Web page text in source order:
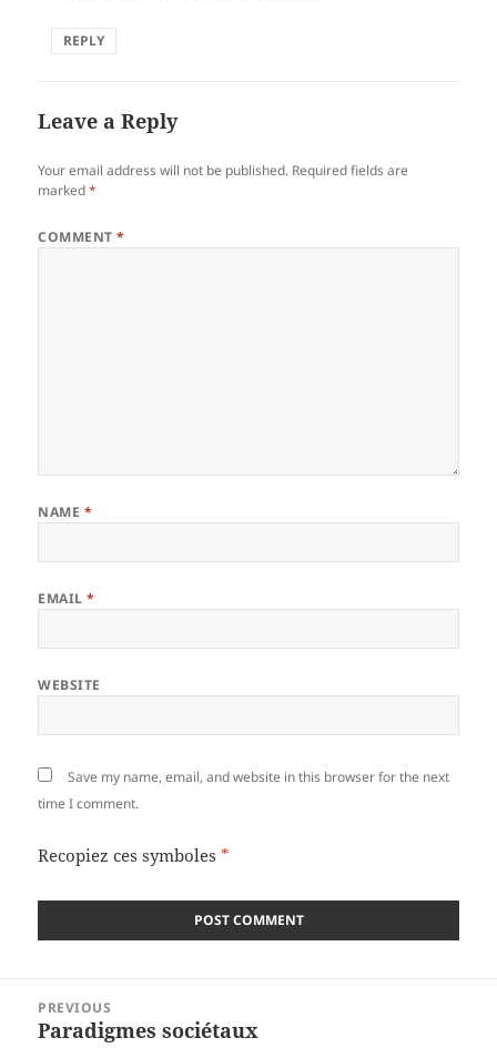
REPLY
Leave a Reply
Your email address will not be published. Required fields are
marked*
COMMENT*
NAME *
EMAIL*
WEBSITE
Save my name, email, and website in this browser for the next
time I comment.
Recopiez ces symboles *
navigation
PREVIOUS
Previous
Paradigmes sociétaux